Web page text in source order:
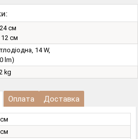
см
см
14 W,
lm)
kg
Оплата Доставка